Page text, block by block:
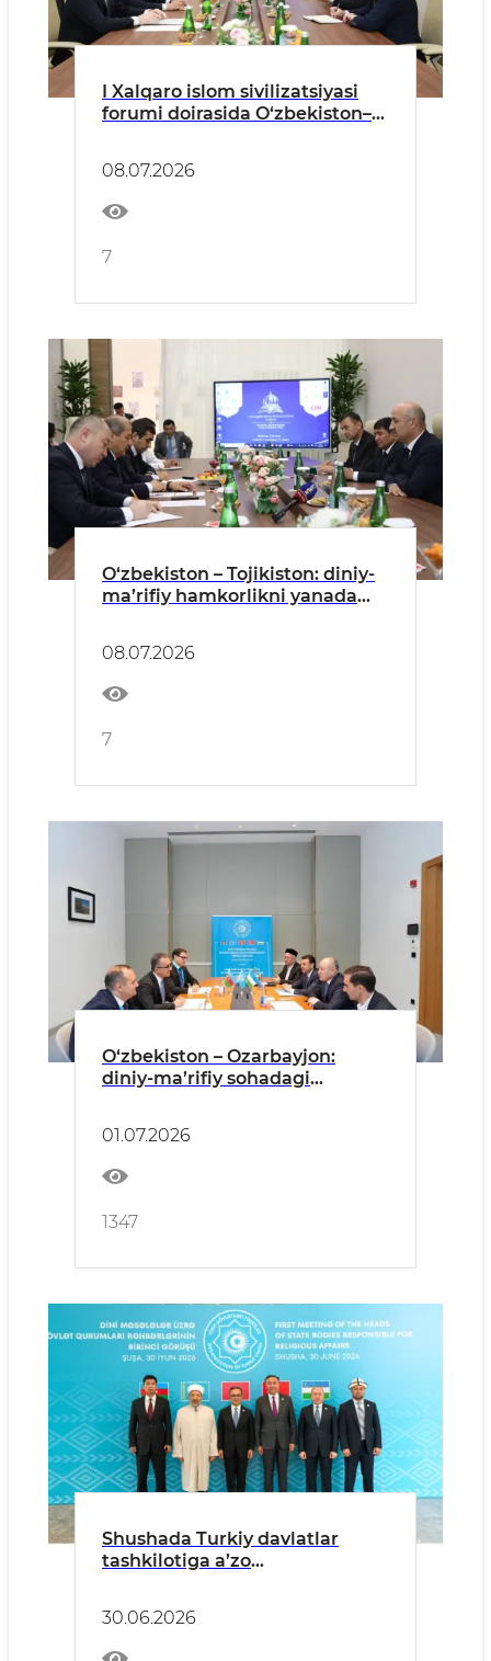
I Xalqaro islom sivilizatsiyasi
forumi doirasida O‘zbekiston–
08.07.2026
7
O‘zbekiston – Tojikiston: diniy-
ma’rifiy hamkorlikni yanada
08.07.2026
7
O‘zbekiston – Ozarbayjon:
diniy-ma’rifiy sohadagi
muhokamasi
01.07.2026
1347
Shushada Turkiy davlatlar
tashkilotiga a’zo
organlari rahbarlarining
birinchi uchrashuvi bo‘lib
30.06.2026